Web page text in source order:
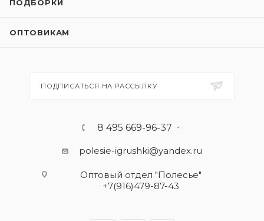
ПОДБОРКИ
ОПТОВИКАМ
ПОДПИСАТЬСЯ НА РАССЫЛКУ
8 495 669-96-37
polesie-igrushki@yandex.ru
Оптовый отдел "Полесье"
+7(916)479-87-43